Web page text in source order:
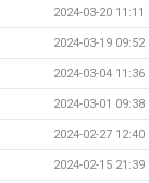
2024-03-20 11:11
2024-03-19 09:52
2024-03-04 11:36
2024-03-01 09:38
2024-02-27 12:40
2024-02-15 21:39